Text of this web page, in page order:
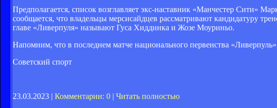
Предполагается, список возглавляет экс-наставник «Манчестер Сити»
сообщается, что владельцы мерсисайдцев рассматривают кандидатуру
главе «Ливерпуля» называют Гуса Хиддинка и Жозе Моуриньо.
Напомним, что в последнем матче национального первенства
Советский спорт
23.03.2023 | Комментарии: 0 | Читать полностью